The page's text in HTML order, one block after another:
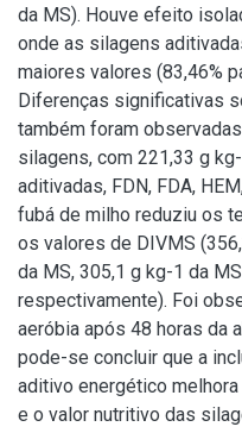
da MS). Houve efeito
onde as silagens
maiores valores (83,46%
Diferenças significativas
também foram
silagens, com 221,33 g
aditivadas, FDN, FDA,
fubá de milho reduziu os
os valores de DIVMS
da MS, 305,1 g kg-1 da
respectivamente). Foi
aeróbia após 48 horas da
pode-se concluir que a
aditivo energético
e o valor nutritivo das